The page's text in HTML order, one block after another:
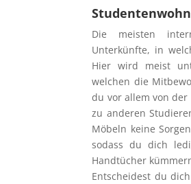
Die meisten
Unterkünfte, in
Hier wird meist
welchen die
du vor allem von
zu anderen
Möbeln keine
sodass du dich
Handtücher
Entscheidest du